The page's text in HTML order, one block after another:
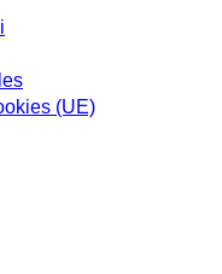
(UE)